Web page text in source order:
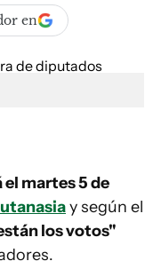
en
martes 5 de
y según el
los votos"